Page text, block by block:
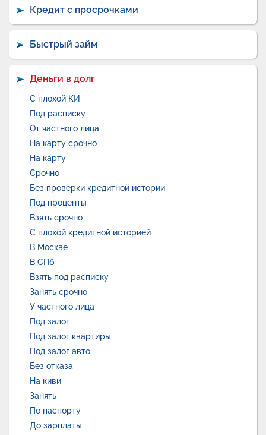
Кредит с просрочками
Быстрый займ
Деньги в долг
С плохой КИ
Под расписку
От частного лица
На карту срочно
На карту
Срочно
Без проверки кредитной истории
Под проценты
Взять срочно
С плохой кредитной историей
В Москве
В СПб
Взять под расписку
Занять срочно
У частного лица
Под залог
Под залог квартиры
Под залог авто
Без отказа
На киви
Занять
По паспорту
До зарплаты